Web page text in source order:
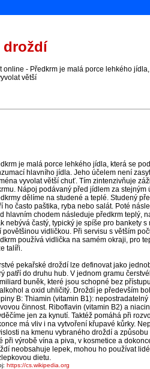
droždí
- Předkrm je malá porce lehkého
větší
je malá porce lehkého jídla, která se
hlavního jídla. Jeho účelem není
vyvolat větší chuť. Tím zintenzivňuje
Nápoj podávaný před jídlem za stejným
dělíme na studené a teplé. Studený
ho často paštika, ryba nebo salát. Poté
hlavním chodem následuje předkrm teplý,
nebývá častý, typický je spíše pro bankety s
povětšinou vidličkou. Při servisu s větším
používá vidlička na samém okraji, pro
talíři.
pekařské droždí lze definovat jako
patří do druhu hub. V jednom gramu
buněk, které jsou schopné bez
a oxid uhličitý. Droždí je především
B: Thiamin (vitamin B1):
činnost. Riboflavin (vitamin B2) a
jen za kynutí. Taktéž pomáhá při
má vliv i na vytvoření křupavé kůrky.
na kmenu vybraného droždí a
při výrobě vína a piva, v kosmetice a
neobsahuje lepek, mohou ho používat
dietu.
https://cs.wikipedia.org